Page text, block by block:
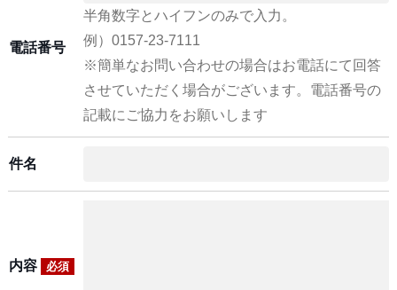
電話番号
半角数字とハイフンのみで入力。
例）0157-23-7111
※簡単なお問い合わせの場合はお電話にて回答
させていただく場合がございます。電話番号の
記載にご協力をお願いします
件名
内容 必須